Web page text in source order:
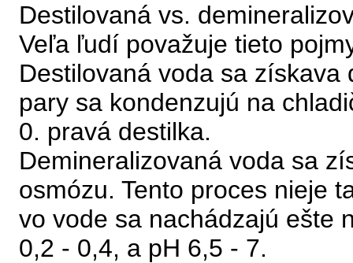
Destilovaná vs.
Veľa ľudí považuje tieto
Destilovaná voda sa
pary sa kondenzujú na
0. pravá destilka.
Demineralizovaná voda sa
osmózu. Tento proces nieje
vo vode sa nachádzajú ešte
0,2 - 0,4, a pH 6,5 - 7.